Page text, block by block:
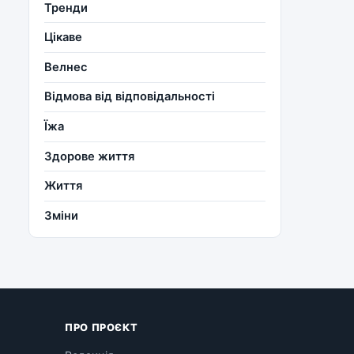
Тренди
Цікаве
Велнес
Відмова від відповідальності
Їжа
Здорове життя
Життя
Зміни
ПРО ПРОЄКТ